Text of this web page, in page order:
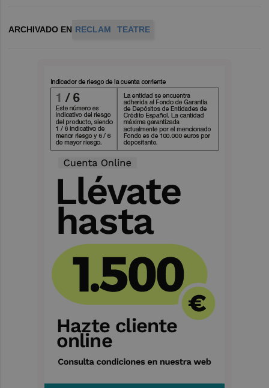
ARCHIVADO EN RECLAM TEATRE